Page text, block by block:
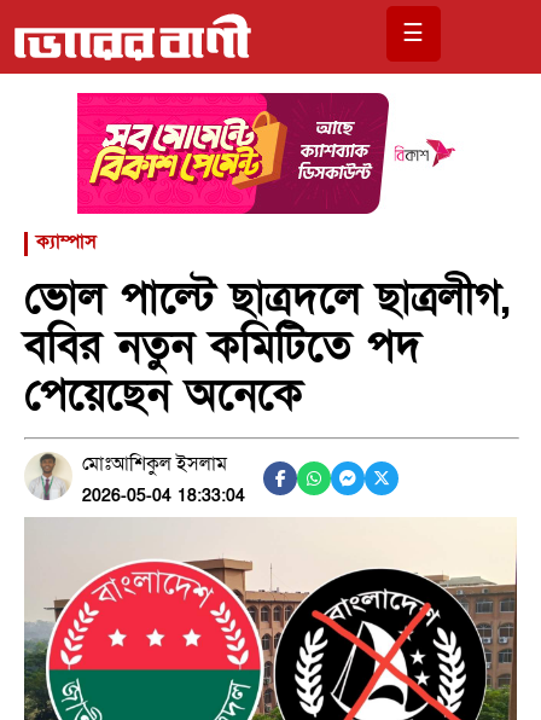
☰
ক্যাম্পাস
ভোল পাল্টে ছাত্রদলে ছাত্রলীগ,
ববির নতুন কমিটিতে পদ
পেয়েছেন অনেকে
মোঃআশিকুল ইসলাম
2026-05-04 18:33:04